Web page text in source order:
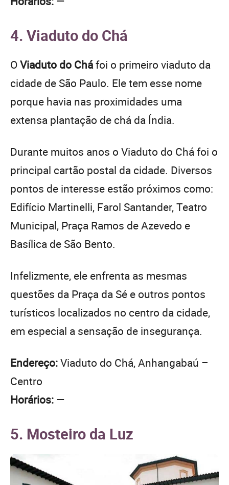
4. Viaduto do Chá
OViaduto do Cháfoi o primeiro viaduto da
cidade de São Paulo. Ele tem esse nome
porque havia nas proximidades uma
extensa plantação de chá da Índia.
Durante muitos anos o Viaduto do Chá foi o
principal cartão postal da cidade. Diversos
pontos de interesse estão próximos como:
Edifício Martinelli, Farol Santander, Teatro
Municipal, Praça Ramos de Azevedo e
Basílica de São Bento.
Infelizmente, ele enfrenta as mesmas
questões da Praça da Sé e outros pontos
turísticos localizados no centro da cidade,
em especial a sensação de insegurança.
Endereço:Viaduto do Chá, Anhangabaú –
Centro
Horários: —
5. Mosteiro da Luz